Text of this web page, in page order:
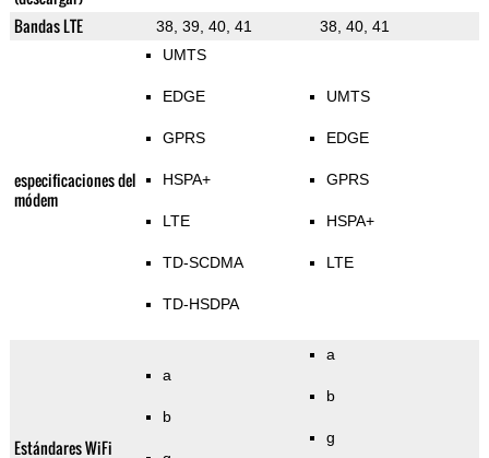
Bandas LTE
38, 39, 40, 41 38, 40, 41
especificaciones del
módem
UMTS
EDGE
GPRS
HSPA+
LTE
TD-SCDMA
TD-HSDPA
UMTS
EDGE
GPRS
HSPA+
LTE
Estándares WiFi
a
b
a
b
g